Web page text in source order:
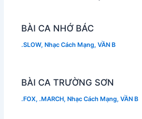
BÀI CA NHỚ BÁC
.SLOW, Nhạc Cách Mạng,VẦN B
BÀI CA TRƯỜNG SƠN
.FOX, .MARCH, Nhạc Cách Mạng,VẦN B